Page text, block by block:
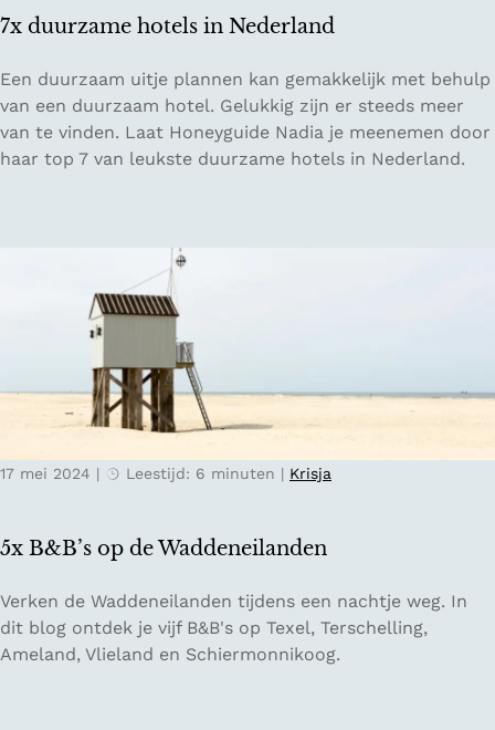
t
o
o
r
H
7x duurzame hotels in Nederland
7
x
d
u
t
s
N
d
e
r
Een duurzaam uitje plannen kan gemakkelijk met behulp
van een duurzaam hotel. Gelukkig zijn er steeds meer
van te vinden. Laat Honeyguide Nadia je meenemen door
haar top 7 van leukste duurzame hotels in Nederland.
5x B&B’s op de Waddeneilanden
17 mei 2024 | Leestijd: 6 minuten | Krisja
5
x
B
Verken de Waddeneilanden tijdens een nachtje weg. In
dit blog ontdek je vijf B&B's op Texel, Terschelling,
Ameland, Vlieland en Schiermonnikoog.